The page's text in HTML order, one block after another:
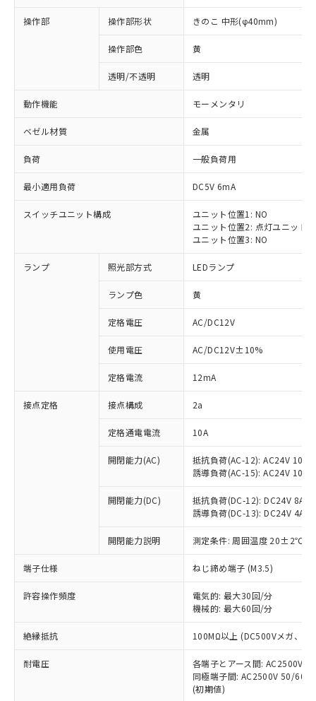
操作部 操作部形状 きのこ 中形(φ40mm)
操作部色 黄
透明/不透明 透明
動作機能 モーメンタリ
ベゼル材質 金属
負荷 一般負荷用
最小適用負荷 DC5V 6mA
スイッチユニット構成
ユニット位置1: NO
ユニット位置2: 点灯ユニット
ユニット位置3: NO
ランプ 照光部方式 LEDランプ
ランプ色 黄
定格電圧 AC/DC12V
使用電圧 AC/DC12V±10%
定格電流 12mA
接点定格 接点構成 2a
定格通電電流 10A
開閉能力(AC)
抵抗負荷(AC-12): AC24V 10A/
誘導負荷(AC-15): AC24V
開閉能力(DC)
抵抗負荷(DC-12): DC24V 8A/
誘導負荷(DC-13): DC24V 4A/
開閉能力説明 測定条件: 周囲温度 20±2℃、
端子仕様 ねじ締め端子 (M3.5)
許容操作頻度
電気的: 最大30回/分
機械的: 最大60回/分
絶縁抵抗 100MΩ以上 (DC500Vメガ、点
耐電圧
各端子とアース間: AC2500V
同極端子間: AC2500V 50/
(初期値)
ご利用条件
以下の条件をお読みいただき、同意のうえ
ご利用ください。
本サービスは、当社制御機器事業取扱
商品の当社在庫状況および標準価格
(税抜)を提供させていただくもので
当社制御機器事業取扱商品の中には、
本サービスの対象外となる商品もある
ことをご了承ください。
在庫状況および標準価格照会結果は、
記載している更新日時点での社内デー
タに基づき作成されるものであり、閲
覧された時点での実際の在庫および標
準価格とは異なる場合があることをご
※1 対応状況
対応済み：EU RoHS指令（10物質）の
非含有に対応した製品が提供可能な商品で
す。
対応予定：EU RoHS指令（10物質）の非含
有に対応した製品に切り替える予定のある
対応予定なし：EU RoHS指令（10物質）の
非含有に非対応の商品で、対応品を出す予
定はありません。
調査・確認中：EU RoHS指令（10物質）の
非含有の対応状況を調査中または確認中の
非該当品：ライセンス料など無形物で、有
害物質有無と関係のない商品です。
仕入先様の事情により、非含有部品として
いたものが、含有品と判明した場合などや
むを得ず変更することがあります。
六価クロム(Cr(Ⅵ)) 1000ppm以下、ポリ臭化ビフェニル
類(PBB) 1000ppm以下、ポリ臭化ジフェニルエーテル類
「○」：最大均質材料含有率が中国RoHSの
基準値以下であることを示します。
「×」：最大均質材料含有率が中国RoHSの
基準値を超えていることを示します。
「－」：未確認です。当社販売部門へお問
*中国RoHS10物質の基準値 (GB/T26572)：
Pb(鉛) :1000ppm、 Hg(水銀) : 1000ppm、 Cd(カドミウ
Cr(Ⅵ)(六価クロム) : 1000ppm、 PBBs(ポリ臭化ビフェ
当社は、これら貴社製品のうち、外国
為替および外国貿易法に定める商品
（以下｢規制貨物等」という）を輸出
または国外への提供する場合は、日本
国政府の輸出許可(または役務取引許
可)を取得するなどの必要な手続きを